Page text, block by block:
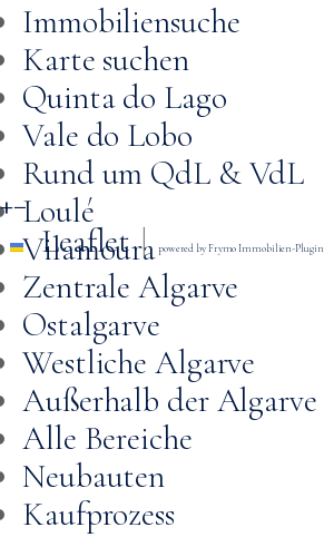
+−
Leaflet | powered by Frymo Immobilien-Plugin
Immobiliensuche
Karte suchen
Quinta do Lago
Vale do Lobo
Rund um QdL & VdL
Loulé
Vilamoura
Zentrale Algarve
Ostalgarve
Westliche Algarve
Außerhalb der Algarve
Alle Bereiche
Neubauten
Kaufprozess